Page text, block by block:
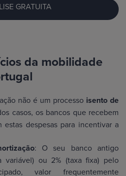
GRATUITA
da mobilidade
não é um processo isento de
casos, os bancos que recebem
despesas para incentivar a
: O seu banco antigo
variável) ou 2% (taxa fixa) pelo
valor frequentemente